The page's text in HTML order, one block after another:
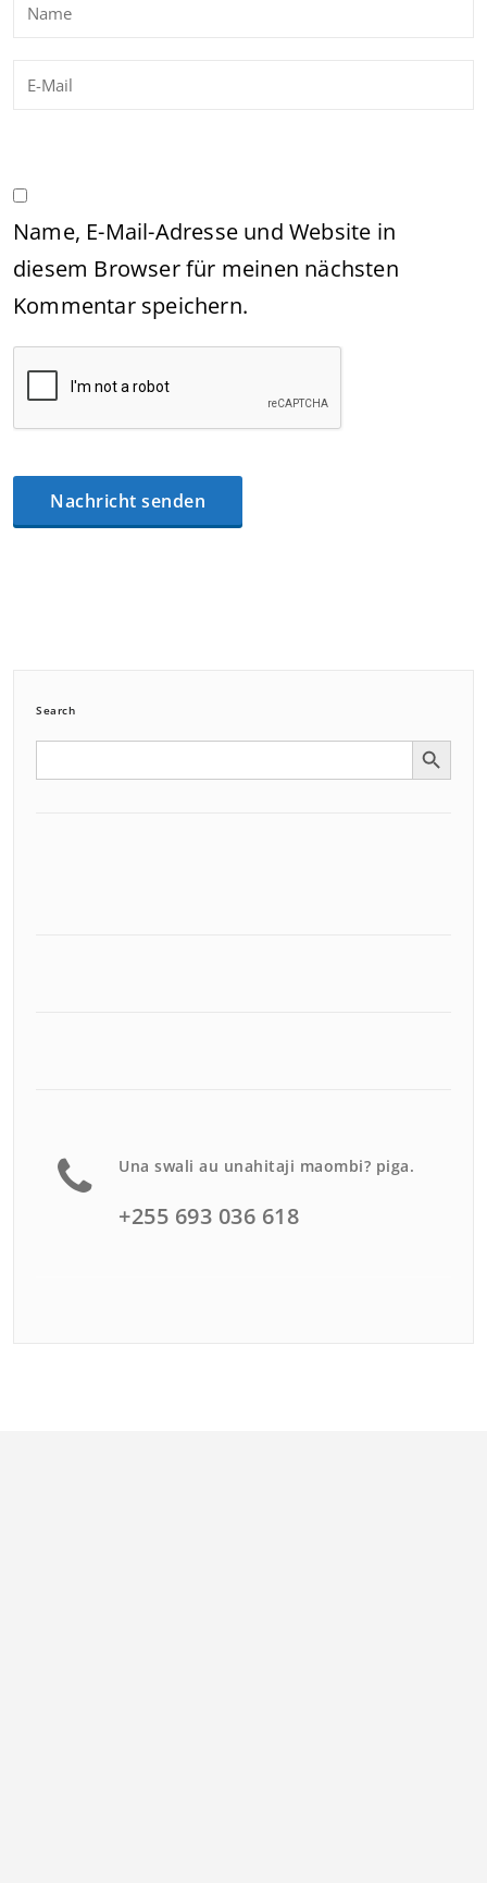
Name, E-Mail-Adresse und Website in
diesem Browser für meinen nächsten
Kommentar speichern.
Search
Search Search Button
Una swali au unahitaji maombi? piga.
+255 693 036 618